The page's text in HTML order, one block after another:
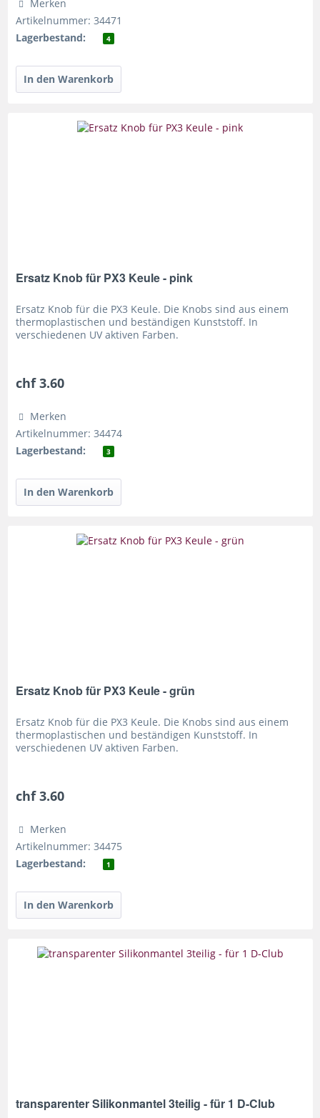
Merken
Artikelnummer: 34471
Lagerbestand:
4
Ersatz Knob für PX3 Keule - pink
Ersatz Knob für die PX3 Keule. Die Knobs sind aus einem
thermoplastischen und beständigen Kunststoff. In
verschiedenen UV aktiven Farben.
chf 3.60
Merken
Artikelnummer: 34474
Lagerbestand:
3
Ersatz Knob für PX3 Keule - grün
Ersatz Knob für die PX3 Keule. Die Knobs sind aus einem
thermoplastischen und beständigen Kunststoff. In
verschiedenen UV aktiven Farben.
chf 3.60
Merken
Artikelnummer: 34475
Lagerbestand:
1
transparenter Silikonmantel 3teilig - für 1 D-Club